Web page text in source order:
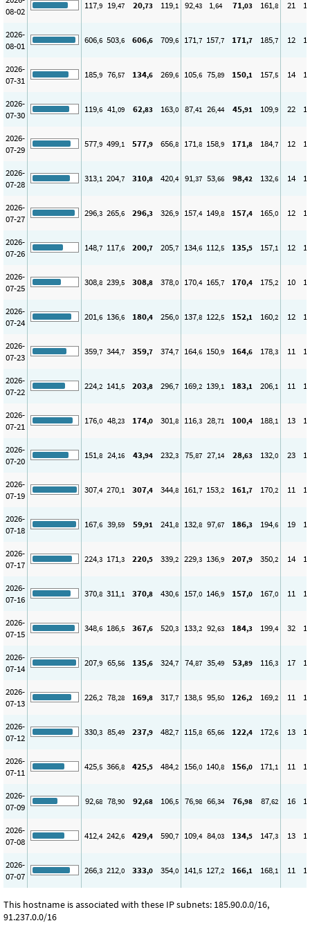
08-02
117,9 19,47 20,73 119,1 92,43 1,64 71,03 161,8 21
2026-
08-01
606,6 503,6 606,6 709,6 171,7 157,7 171,7 185,7 12
2026-
07-31
185,9 76,57 134,6 269,6 105,6 75,89 150,1 157,5 14
2026-
07-30
119,6 41,09 62,83 163,0 87,41 26,44 45,91 109,9 22
2026-
07-29
577,9 499,1 577,9 656,8 171,8 158,9 171,8 184,7 12
2026-
07-28
313,1 204,7 310,8 420,4 91,37 53,66 98,42 132,6 14
2026-
07-27
296,3 265,6 296,3 326,9 157,4 149,8 157,4 165,0 12
2026-
07-26
148,7 117,6 200,7 205,7 134,6 112,5 135,5 157,1 12
2026-
07-25
308,8 239,5 308,8 378,0 170,4 165,7 170,4 175,2 10
2026-
07-24
201,6 136,6 180,4 256,0 137,8 122,5 152,1 160,2 12
2026-
07-23
359,7 344,7 359,7 374,7 164,6 150,9 164,6 178,3 11
2026-
07-22
224,2 141,5 203,8 296,7 169,2 139,1 183,1 206,1 11
2026-
07-21
176,0 48,23 174,0 301,8 116,3 28,71 100,4 188,1 13
2026-
07-20
151,8 24,16 43,94 232,3 75,87 27,14 28,63 132,0 23
2026-
07-19
307,4 270,1 307,4 344,8 161,7 153,2 161,7 170,2 11
2026-
07-18
167,6 39,59 59,91 241,8 132,8 97,67 186,3 194,6 19
2026-
07-17
224,3 171,3 220,5 339,2 229,3 136,9 207,9 350,2 14
2026-
07-16
370,8 311,1 370,8 430,6 157,0 146,9 157,0 167,0 11
2026-
07-15
348,6 186,5 367,6 520,3 133,2 92,63 184,3 199,4 32
2026-
07-14
207,9 65,56 135,6 324,7 74,87 35,49 53,89 116,3 17
2026-
07-13
226,2 78,28 169,8 317,7 138,5 95,50 126,2 169,2 11
2026-
07-12
330,3 85,49 237,9 482,7 115,8 65,66 122,4 172,6 13
2026-
07-11
425,5 366,8 425,5 484,2 156,0 140,8 156,0 171,1 11
2026-
07-09
92,68 78,90 92,68 106,5 76,98 66,34 76,98 87,62 16
2026-
07-08
412,4 242,6 429,4 590,7 109,4 84,03 134,5 147,3 13
2026-
07-07
266,3 212,0 333,0 354,0 141,5 127,2 166,1 168,1 11
This hostname is associated with these IP subnets: 185.90.0.0/16,
91.237.0.0/16